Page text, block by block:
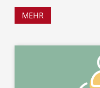
MEHR